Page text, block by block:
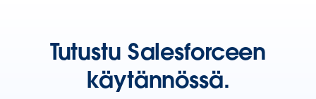
Tutustu Salesforceen
käytännössä.